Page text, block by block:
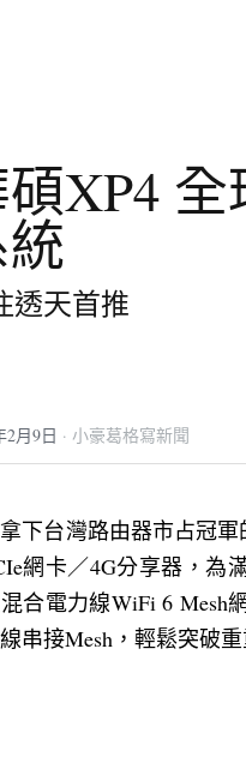
XP4
透天首推
2月9日 · 小豪葛格寫新聞
下台灣路由器市占冠
網卡／4G分享器，為
合電力線WiFi 6 Mesh
串接Mesh，輕鬆突破